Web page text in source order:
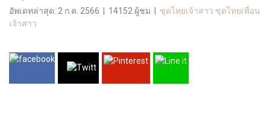
อัพเดทล่าสุด: 2 ก.ค. 2566 14152 ผู้ชม
ชุดไทยเจ้าสาว ชุดไทยเพื่อน
เจ้าสาว